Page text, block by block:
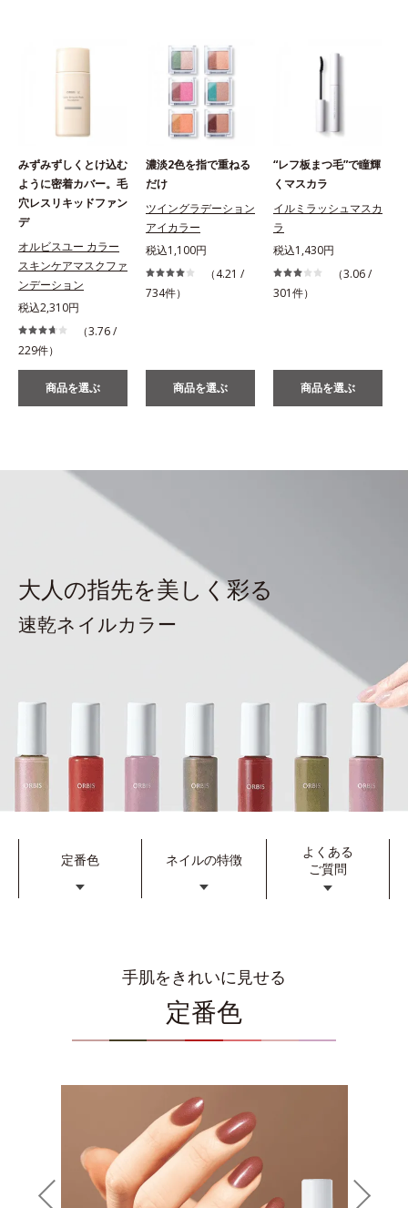
みずみずしくとけ込む
ように密着カバー。毛
穴レスリキッドファン
デ
オルビスユー カラー
スキンケアマスクファ
ンデーション
税込2,310円
（3.76 /
229件）
商品を選ぶ
濃淡2色を指で重ねる
だけ
ツイングラデーション
アイカラー
税込1,100円
（4.21 /
734件）
商品を選ぶ
“レフ板まつ毛”で瞳輝
くマスカラ
イルミラッシュマスカ
ラ
税込1,430円
（3.06 /
301件）
商品を選ぶ
大人の指先を美しく彩る
速乾ネイルカラー
定番色 ネイルの特徴
よくある
ご質問
手肌をきれいに見せる
定番色